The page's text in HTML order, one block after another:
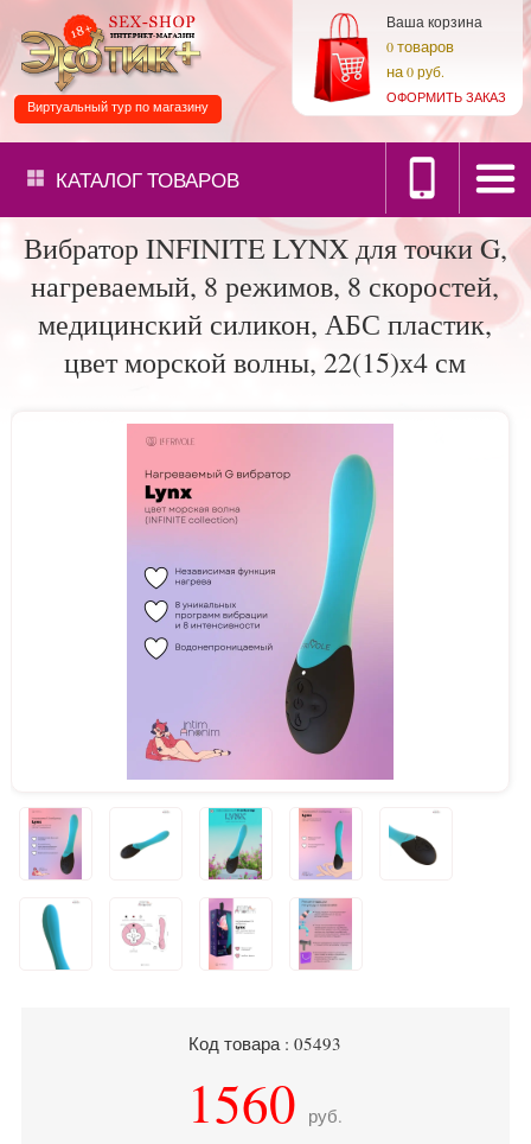
Ваша корзина
0товаров
на0 руб.
ОФОРМИТЬ ЗАКАЗ
Виртуальный тур по магазину
КАТАЛОГТОВАРОВ
Вибратор INFINITE LYNX для точки G,
нагреваемый, 8 режимов, 8 скоростей,
медицинский силикон, АБС пластик,
цвет морской волны, 22(15)х4 см
Код товара : 05493
1560 руб.